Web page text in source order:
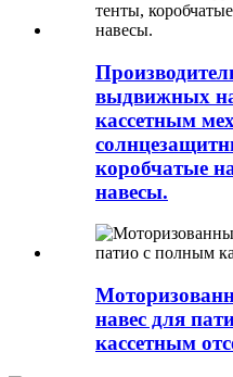
выдвижных
кассетным
коробчатые
навесы.
навес для
кассетным